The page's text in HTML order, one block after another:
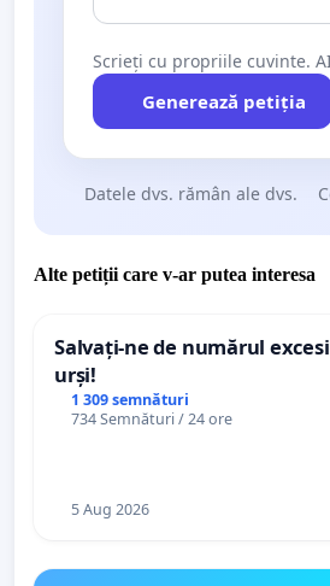
Scrieți cu propriile cuvinte.
Generează petiția
Datele dvs. rămân ale dvs.
Alte petiții care v-ar putea interesa
Salvați-ne de numărul
urși!
1 309 semnături
734 Semnături / 24 ore
5 Aug 2026